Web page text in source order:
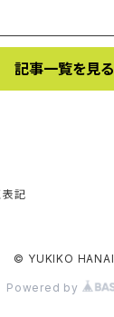
記事一覧を見る
表記
© YUKIKO HANAI
Powered by